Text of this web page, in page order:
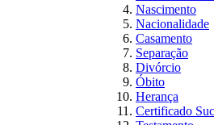
Nascimento
Nacionalidade
Casamento
Separação
Divórcio
Óbito
Herança
Certificado